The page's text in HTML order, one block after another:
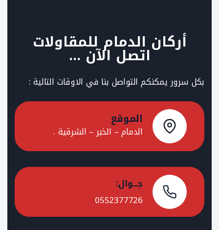
أركان الدمام للمقاولات
اتصل الآن …
بكل سرور يمكنكم التواصل بنا في الاوقات التالية :
الموقع
الدمام – الخبر – الشرقية .
جـــوال:
0552377726